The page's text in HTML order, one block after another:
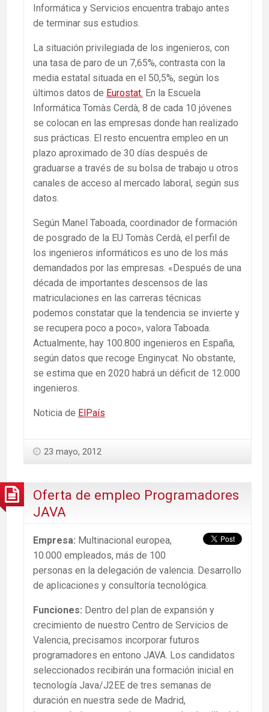
Informática y Servicios encuentra trabajo antes
de terminar sus estudios.
La situación privilegiada de los ingenieros, con
una tasa de paro de un 7,65%, contrasta con la
media estatal situada en el 50,5%, según los
últimos datos de Eurostat. En la Escuela
Informática Tomàs Cerdà, 8 de cada 10 jóvenes
se colocan en las empresas donde han realizado
sus prácticas. El resto encuentra empleo en un
plazo aproximado de 30 días después de
graduarse a través de su bolsa de trabajo u otros
canales de acceso al mercado laboral, según sus
datos.
Según Manel Taboada, coordinador de formación
de posgrado de la EU Tomàs Cerdà, el perfil de
los ingenieros informáticos es uno de los más
demandados por las empresas. «Después de una
década de importantes descensos de las
matriculaciones en las carreras técnicas
podemos constatar que la tendencia se invierte y
se recupera poco a poco», valora Taboada.
Actualmente, hay 100.800 ingenieros en España,
según datos que recoge Enginycat. No obstante,
se estima que en 2020 habrá un déficit de 12.000
ingenieros.
Noticia de ElPaís
23 mayo, 2012
Oferta de empleo Programadores
JAVA
Empresa: Multinacional europea,
10.000 empleados, más de 100
personas en la delegación de valencia. Desarrollo
de aplicaciones y consultoría tecnológica.
Funciones: Dentro del plan de expansión y
crecimiento de nuestro Centro de Servicios de
Valencia, precisamos incorporar futuros
programadores en entono JAVA. Los candidatos
seleccionados recibirán una formación inicial en
tecnología Java/J2EE de tres semanas de
duración en nuestra sede de Madrid,